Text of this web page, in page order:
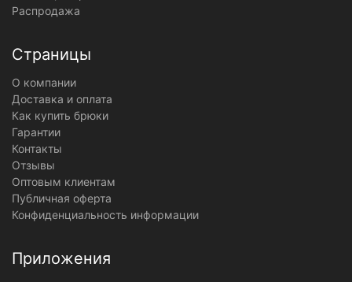
Распродажа
Страницы
О компании
Доставка и оплата
Как купить брюки
Гарантии
Контакты
Отзывы
Оптовым клиентам
Публичная оферта
Конфиденциальность информации
Приложения